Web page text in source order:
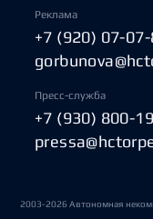
Реклама
+7 (920) 07-
Пресс-служба
+7 (930) 800-
2003-2026 Автономная